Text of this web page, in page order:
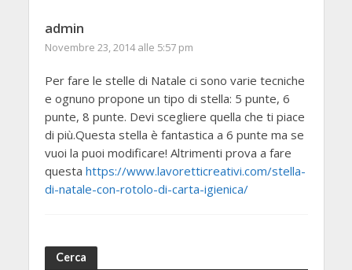
admin
Novembre 23, 2014 alle 5:57 pm
Per fare le stelle di Natale ci sono varie tecniche
e ognuno propone un tipo di stella: 5 punte, 6
punte, 8 punte. Devi scegliere quella che ti piace
di più.Questa stella è fantastica a 6 punte ma se
vuoi la puoi modificare! Altrimenti prova a fare
questa https://www.lavoretticreativi.com/stella-
di-natale-con-rotolo-di-carta-igienica/
Cerca